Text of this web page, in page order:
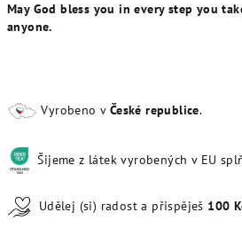
May God bless you in every step you
anyone.
Vyrobeno v České republice.
Šijeme z látek vyrobených v EU
Udělej (si) radost a přispěješ 100